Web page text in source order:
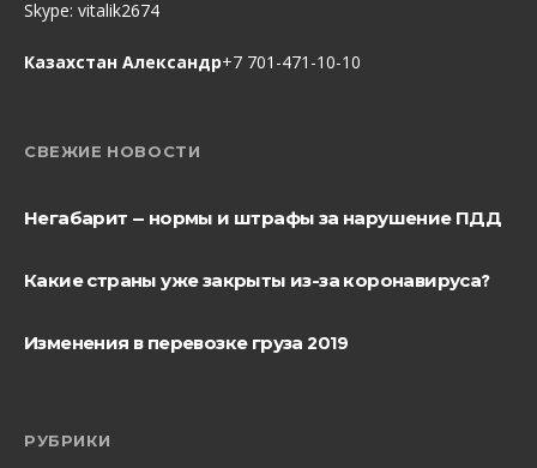
Skype: vitalik2674
Казахстан Александр+7 701-471-10-10
СВЕЖИЕ НОВОСТИ
Негабарит — нормы и штрафы за нарушение ПДД
Какие страны уже закрыты из-за коронавируса?
Изменения в перевозке груза 2019
РУБРИКИ